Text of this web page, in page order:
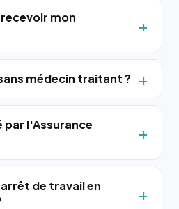
mon
médecin traitant ?
l'Assurance
de travail en